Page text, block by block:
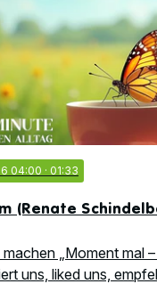
04:00 · 01:33
(Renate
„Moment mal
uns, liked uns,